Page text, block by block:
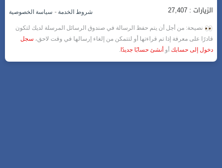
الزيارات : 27,407 شروط الخدمة - سياسة الخصوصية
نصيحة: من أجل أن يتم حفظ الرسالة في صندوق الرسائل المرسلة لديك لتكون
قادرًا على معرفة إذا تم قراءتها أو لتتمكن من إلغاء إرسالها في وقت لاحق، سجل
دخول إلى حسابك أو أنشئ حسابًا جديدًا .